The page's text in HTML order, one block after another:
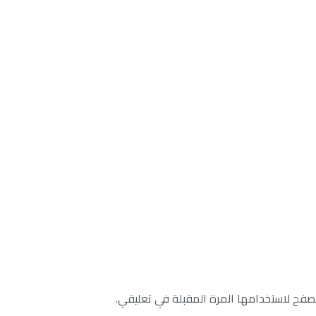
لاستخدامها المرة المقبلة في تعليقي.